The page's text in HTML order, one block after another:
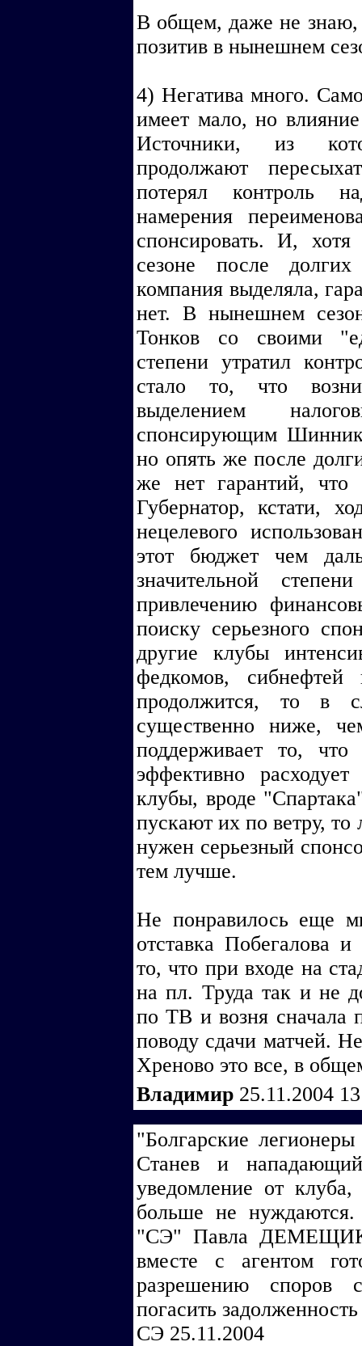
В общем, даже не знаю,
позитив в нынешнем
4) Негатива много.
имеет мало, но
Источники, из
продолжают
потерял контроль
намерения
спонсировать. И,
сезоне после
компания выделяла,
нет. В нынешнем
Тонков со своими
степени утратил
стало то, что
выделением
спонсирующим
но опять же после
же нет гарантий, что
Губернатор, кстати,
нецелевого
этот бюджет чем
значительной
привлечению
поиску серьезного
другие клубы
федкомов,
продолжится, то в
существенно ниже,
поддерживает то, что
эффективно
клубы, вроде
пускают их по ветру,
нужен серьезный
тем лучше.
Не понравилось еще
отставка Побегалова
то, что при входе на
на пл. Труда так и не
по ТВ и возня сначала
поводу сдачи матчей.
Хреново это все, в
Владимир 25.11.2004
"Болгарские
Станев и
уведомление от
больше не нуждаются.
"СЭ" Павла
вместе с агентом
разрешению споров
погасить
СЭ 25.11.2004